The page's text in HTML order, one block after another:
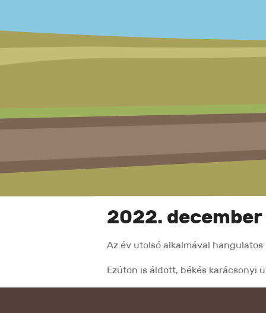
2022. december
Az év utolsó alkalmával
Ezúton is áldott, békés karácsonyi